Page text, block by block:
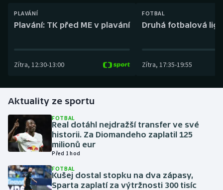
Dostihy
Futsal
Golf
Gymnastika
Házená
Judo
PLAVÁNÍ
Plavání: TK před ME v plavání
Zítra, 12:30-13:00
FOTBAL
Druhá fotbalová
Zítra, 17:35-19:55
Aktuality ze sportu
FOTBAL
Real dotáhl nejdražší transfer ve své
historii. Za Diomandeho zaplatil 125
milionů eur
Před 1 hod
FOTBAL
Kušej dostal stopku na dva zápasy,
Sparta zaplatí za výtržnosti 300 tisíc